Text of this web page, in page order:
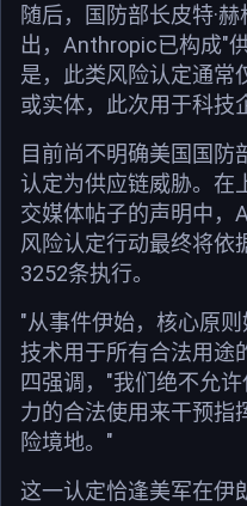
随后，国防部长皮特·
出，Anthropic已构成"
是，此类风险认定通常
或实体，此次用于科技
目前尚不明确美国国
认定为供应链威胁。在
交媒体帖子的声明中，
风险认定行动最终将依
3252条执行。
"从事件伊始，核心原
技术用于所有合法用途
四强调，"我们绝不允
力的合法使用来干预指
险境地。"
这一认定恰逢美军在伊